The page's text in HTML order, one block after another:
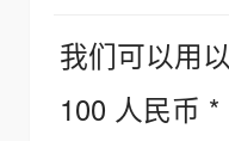
我们可以用
100 人民币